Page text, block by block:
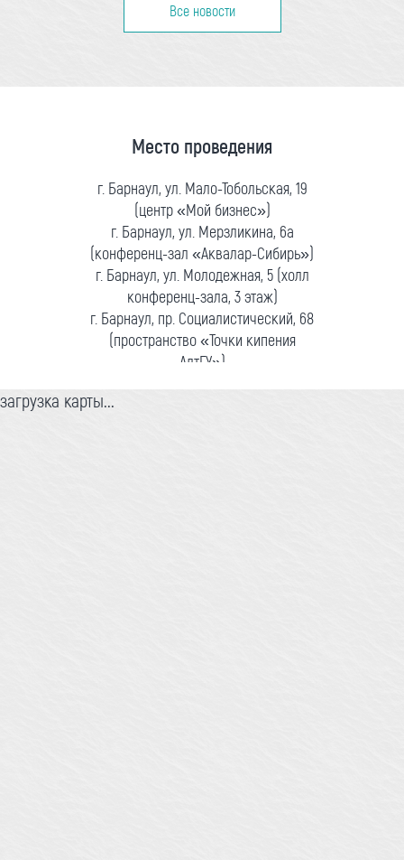
Все новости
Место проведения
г. Барнаул, ул. Мало-Тобольская, 19
(центр «Мой бизнес»)
г. Барнаул, ул. Мерзликина, 6а
(конференц-зал «Аквалар-Сибирь»)
г. Барнаул, ул. Молодежная, 5 (холл
конференц-зала, 3 этаж)
г. Барнаул, пр. Социалистический, 68
(пространство «Точки кипения
АлтГУ»)
загрузка карты...